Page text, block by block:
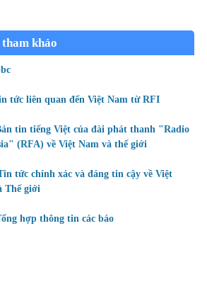
tham khảo
tức liên quan đến Việt Nam từ RFI
tin tiếng Việt của đài phát thanh "Radio
(RFA) về Việt Nam và thế giới
tức chính xác và đáng tin cậy về Việt
Thế giới
hợp thông tin các báo